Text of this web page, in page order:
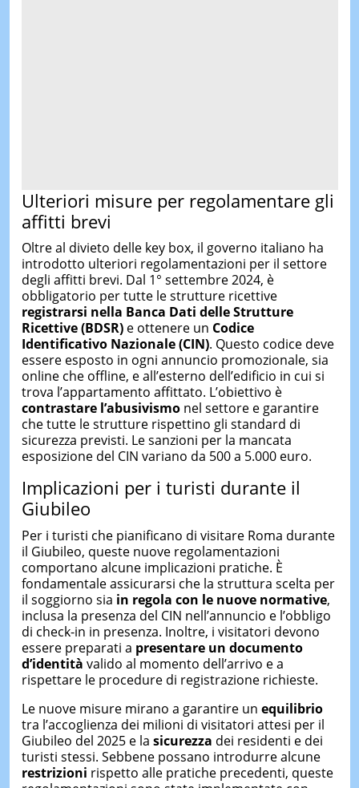
Ulteriori misure per regolamentare gli
affitti brevi
Oltre al divieto delle key box, il governo italiano ha
introdotto ulteriori regolamentazioni per il settore
degli affitti brevi. Dal 1° settembre 2024, è
obbligatorio per tutte le strutture ricettive
registrarsi nella Banca Dati delle Strutture
Ricettive (BDSR)e ottenere un Codice
Identificativo Nazionale (CIN). Questo codice deve
essere esposto in ogni annuncio promozionale, sia
online che offline, e all’esterno dell’edificio in cui si
trova l’appartamento affittato. L’obiettivo è
contrastare l’abusivismonel settore e garantire
che tutte le strutture rispettino gli standard di
sicurezza previsti. Le sanzioni per la mancata
esposizione del CIN variano da 500 a 5.000 euro.
Implicazioni per i turisti durante il
Giubileo
Per i turisti che pianificano di visitare Roma durante
il Giubileo, queste nuove regolamentazioni
comportano alcune implicazioni pratiche. È
fondamentale assicurarsi che la struttura scelta per
il soggiorno sia in regola con le nuove normative,
inclusa la presenza del CIN nell’annuncio e l’obbligo
di check-in in presenza. Inoltre, i visitatori devono
essere preparati a presentare un documento
d’identità valido al momento dell’arrivo e a
rispettare le procedure di registrazione richieste.
Le nuove misure mirano a garantire un equilibrio
tra l’accoglienza dei milioni di visitatori attesi per il
Giubileo del 2025 e la sicurezza dei residenti e dei
turisti stessi. Sebbene possano introdurre alcune
restrizioni rispetto alle pratiche precedenti, queste